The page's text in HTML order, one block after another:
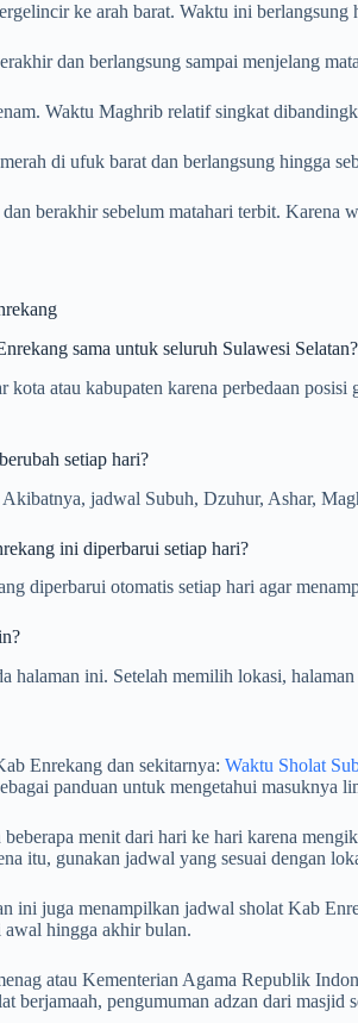
ke arah barat. Waktu ini berlangsung
dan berlangsung sampai menjelang
Waktu Maghrib relatif singkat
di ufuk barat dan berlangsung hingga
berakhir sebelum matahari terbit.
sama untuk seluruh Sulawesi Selatan?
kota atau kabupaten karena perbedaan
setiap hari?
jadwal Subuh, Dzuhur, Ashar,
ini diperbarui setiap hari?
diperbarui otomatis setiap hari agar
halaman ini. Setelah memilih lokasi,
Enrekang dan sekitarnya: Waktu Sholat
panduan untuk mengetahui masuknya
menit dari hari ke hari karena
itu, gunakan jadwal yang sesuai dengan
ini juga menampilkan jadwal sholat Kab
hingga akhir bulan.
atau Kementerian Agama Republik
berjamaah, pengumuman adzan dari masjid